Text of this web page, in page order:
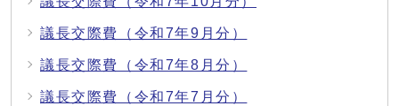
議長交際費（令和7年9月分）
議長交際費（令和7年8月分）
議長交際費（令和7年7月分）